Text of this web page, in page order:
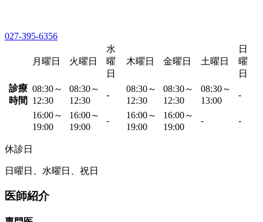
027-395-6356
月曜日 火曜日
水
曜
日
木曜日 金曜日 土曜日
日
曜
日
診療
時間
08:30～
12:30
08:30～
12:30
-
08:30～
12:30
08:30～
12:30
08:30～
13:00
-
16:00～
19:00
16:00～
19:00
-
16:00～
19:00
16:00～
19:00
- -
休診日
日曜日、水曜日、祝日
医師紹介